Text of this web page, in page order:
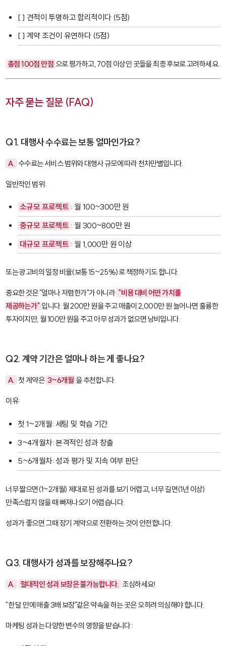
[ ] 견적이 투명하고 합리적이다 (5점)
[ ] 계약 조건이 유연하다 (5점)
총점 100점 만점 으로 평가하고, 70점 이상인 곳들을 최종 후보로 고려하세요.
자주 묻는 질문 (FAQ)
Q1. 대행사 수수료는 보통 얼마인가요?
A. 수수료는 서비스 범위와 대행사 규모에 따라 천차만별입니다.
일반적인 범위:
소규모 프로젝트 : 월 100~300만 원
중규모 프로젝트 : 월 300~800만 원
대규모 프로젝트 : 월 1,000만 원 이상
또는 광고비의 일정 비율(보통 15~25%)로 책정하기도 합니다.
중요한 것은 "얼마나 저렴한가"가 아니라 "비용 대비 어떤 가치를
제공하는가" 입니다. 월 200만 원을 주고 매출이 2,000만 원 늘어나면 훌륭한
투자이지만, 월 100만 원을 주고 아무 성과가 없으면 낭비입니다.
Q2. 계약 기간은 얼마나 하는 게 좋나요?
A. 첫 계약은 3~6개월 을 추천합니다.
이유:
첫 1~2개월: 세팅 및 학습 기간
3~4개월차: 본격적인 성과 창출
5~6개월차: 성과 평가 및 지속 여부 판단
너무 짧으면(1~2개월) 제대로 된 성과를 보기 어렵고, 너무 길면(1년 이상)
만족스럽지 않을 때 빠져나오기 어렵습니다.
성과가 좋으면 그때 장기 계약으로 전환하는 것이 안전합니다.
Q3. 대행사가 성과를 보장해주나요?
A. 절대적인 성과 보장은 불가능합니다. 조심하세요!
"한 달 만에 매출 3배 보장"같은 약속을 하는 곳은 오히려 의심해야 합니다.
마케팅 성과는 다양한 변수의 영향을 받습니다: